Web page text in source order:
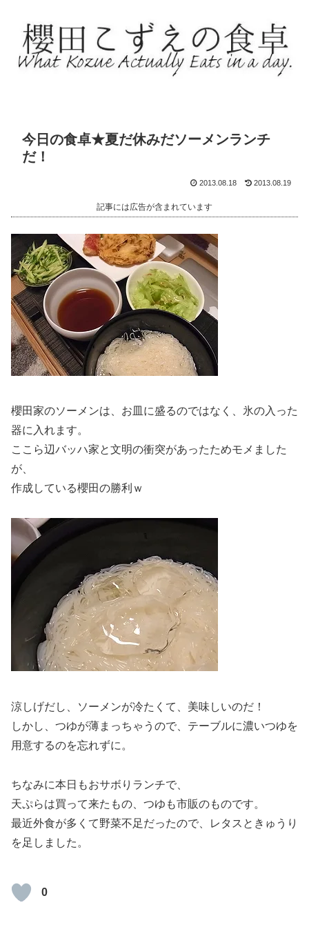
今日の食卓★夏だ休みだソーメンランチ
だ！
2013.08.18 2013.08.19
記事には広告が含まれています
櫻田家のソーメンは、お皿に盛るのではなく、氷の入った
器に入れます。
ここら辺バッハ家と文明の衝突があったためモメました
が、
作成している櫻田の勝利ｗ
涼しげだし、ソーメンが冷たくて、美味しいのだ！
しかし、つゆが薄まっちゃうので、テーブルに濃いつゆを
用意するのを忘れずに。
ちなみに本日もおサボりランチで、
天ぷらは買って来たもの、つゆも市販のものです。
最近外食が多くて野菜不足だったので、レタスときゅうり
を足しました。
0